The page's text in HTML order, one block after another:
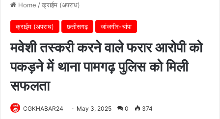
Home /क्राईम (अपराध)
क्राईम (अपराध) छत्तीसगढ़ जांजगीर-चांपा
मवेशी तस्करी करने वाले फरार आरोपी को
पकड़ने में थाना पामगढ़ पुलिस को मिली
सफलता
CGKHABAR24 May 3, 2025 0 374